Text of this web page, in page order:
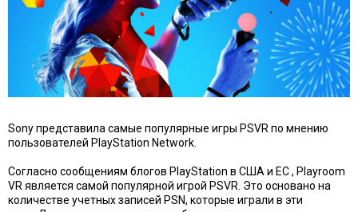
Sony представила самые популярные игры PSVR по мнению
пользователей PlayStation Network.
Согласно сообщениям блогов PlayStation в США и ЕС, Playroom
VR является самой популярной игрой PSVR. Это основано на
количестве учетных записей PSN, которые играли в эти